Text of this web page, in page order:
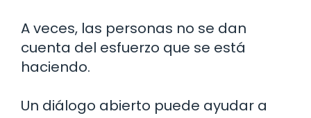
A veces, las personas no se dan
cuenta del esfuerzo que se está
haciendo.
Un diálogo abierto puede ayudar a